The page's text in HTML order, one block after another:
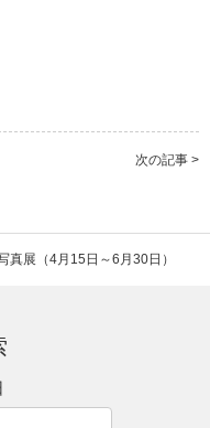
次の記事 >
真展（4月15日～6月30日）